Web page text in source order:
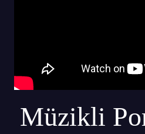
Müzikli